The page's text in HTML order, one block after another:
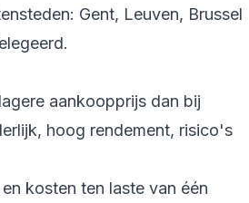
Gent, Leuven, Brussel
aankoopprijs dan bij
hoog rendement, risico's
kosten ten laste van één